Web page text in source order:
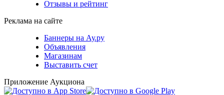
Отзывы и рейтинг
Реклама на сайте
Баннеры на Ау.ру
Объявления
Магазинам
Выставить счет
Приложение Аукциона